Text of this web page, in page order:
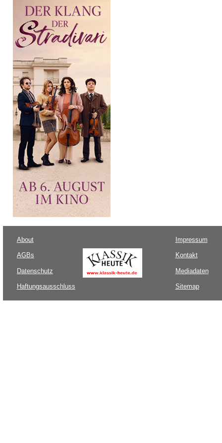
About
AGBs
Datenschutz
Haftungsausschluss
Impressum
Kontakt
Mediadaten
Sitemap